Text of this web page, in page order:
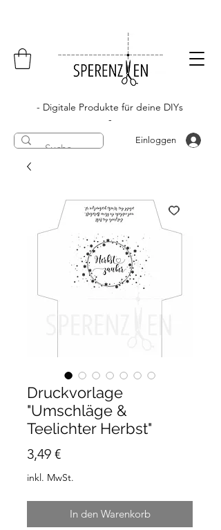
- Digitale Produkte für deine DIYs
-
Einloggen
Druckvorlage
"Umschläge &
Teelichter Herbst"
3,49 €Preis
inkl. MwSt.
In den Warenkorb